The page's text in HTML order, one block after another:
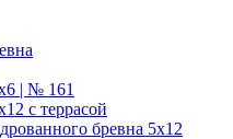
| № 161
с террасой
бревна 5х12